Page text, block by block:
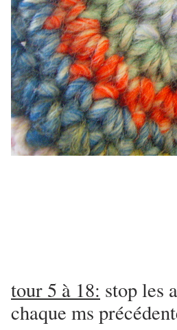
tour 5 à 18: stop les
chaque ms